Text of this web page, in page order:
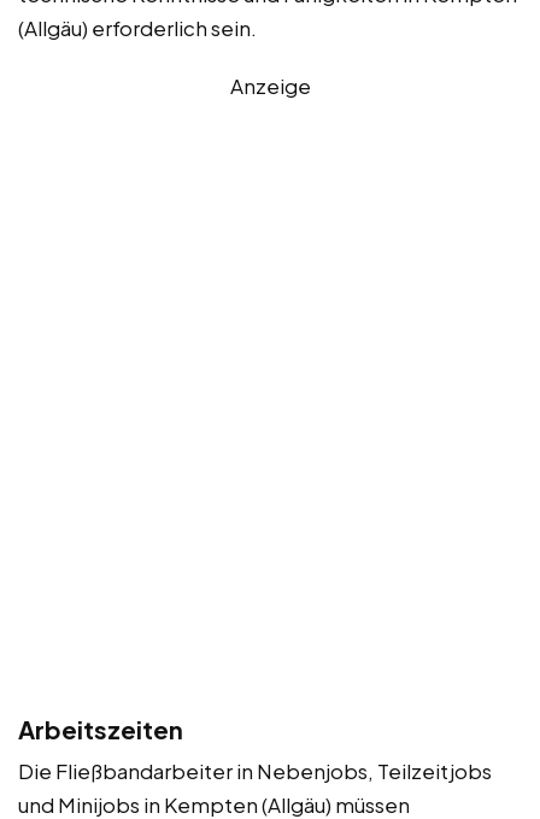
(Allgäu) erforderlich sein.
Anzeige
Arbeitszeiten
Die Fließbandarbeiter in Nebenjobs, Teilzeitjobs
und Minijobs in Kempten (Allgäu) müssen